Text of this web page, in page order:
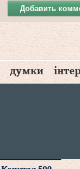
Добавить
думки